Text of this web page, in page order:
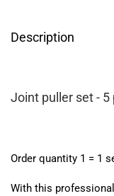
Description
Joint puller set - 5
Order quantity 1 = 1
With this